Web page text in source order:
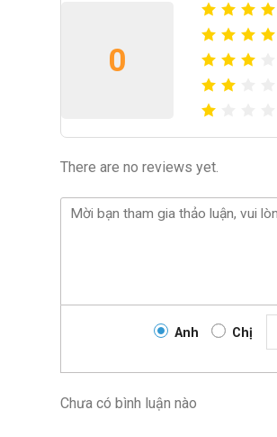
0
There are no reviews yet.
Anh Chị
Chưa có bình luận nào